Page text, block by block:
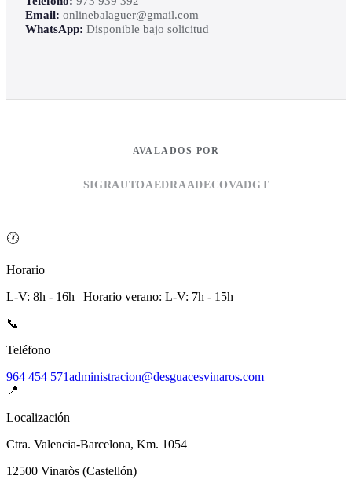
Email: onlinebalaguer@gmail.com
WhatsApp: Disponible bajo solicitud
AVALADOS POR
SIGRAUTOAEDRAADECOVADGT
🕐
Horario
L-V: 8h - 16h | Horario verano: L-V: 7h - 15h
📞
Teléfono
964 454 571administracion@desguacesvinaros.com
📍
Localización
Ctra. Valencia-Barcelona, Km. 1054
12500 Vinaròs (Castellón)